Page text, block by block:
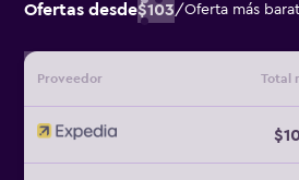
Ofertas desde$103/Oferta más
Proveedor Total